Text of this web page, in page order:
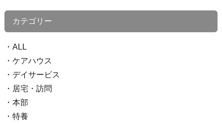
カテゴリー
ALL
ケアハウス
デイサービス
居宅・訪問
本部
特養